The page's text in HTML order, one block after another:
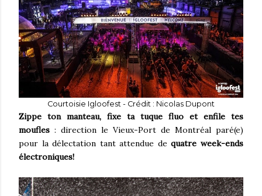
Courtoisie Igloofest - Crédit : Nicolas Dupont
Zippe ton manteau, fixe ta tuque fluo et enfile tes
moufles : direction le Vieux-Port de Montréal paré(e)
pour la délectation tant attendue dequatre week-ends
électroniques!